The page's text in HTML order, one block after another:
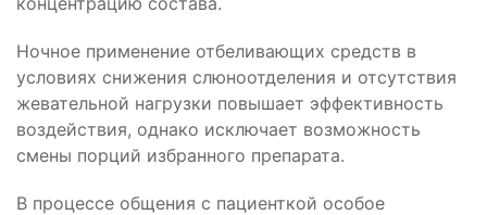
Ночное применение отбеливающих средств в
условиях снижения слюноотделения и отсутствия
жевательной нагрузки повышает эффективность
воздействия, однако исключает возможность
смены порций избранного препарата.
В процессе общения с пациенткой особое